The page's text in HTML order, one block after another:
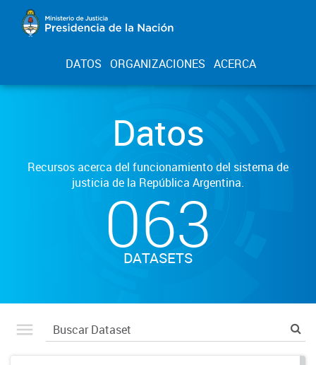
DATOS ORGANIZACIONES ACERCA
Datos
Recursos acerca del funcionamiento del sistema de
justicia de la República Argentina.
063
DATASETS